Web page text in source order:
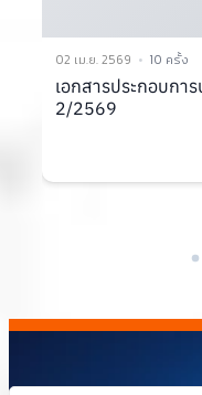
02 เม.ย. 2569 10 ครั้ง
เอกสารประกอบกา
2/2569